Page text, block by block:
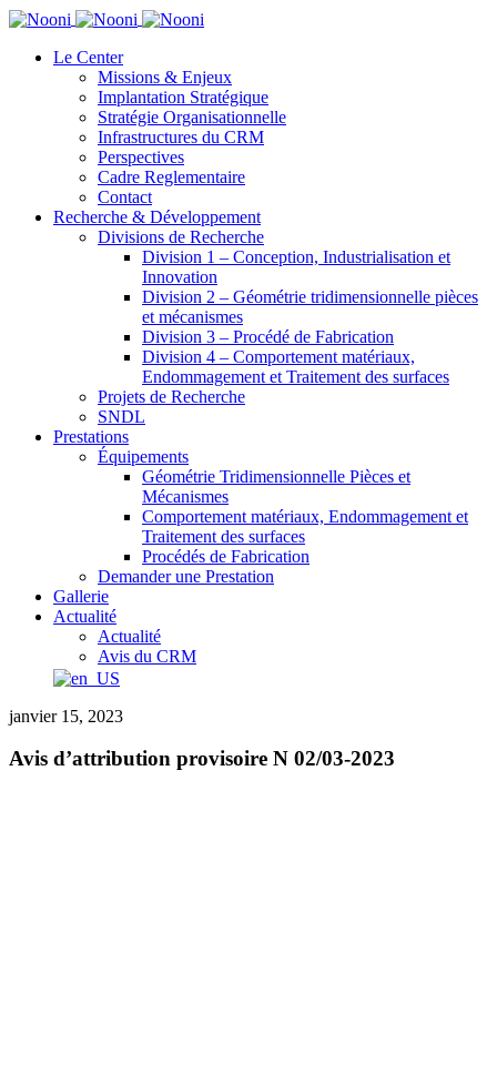
Le Center
Missions & Enjeux
Implantation Stratégique
Stratégie Organisationnelle
Infrastructures du CRM
Perspectives
Cadre Reglementaire
Contact
Recherche & Développement
Divisions de Recherche
Division 1 – Conception, Industrialisation et
Innovation
Division 2 – Géométrie tridimensionnelle pièces
et mécanismes
Division 3 – Procédé de Fabrication
Division 4 – Comportement matériaux,
Endommagement et Traitement des surfaces
Projets de Recherche
SNDL
Prestations
Équipements
Géométrie Tridimensionnelle Pièces et
Mécanismes
Comportement matériaux, Endommagement et
Traitement des surfaces
Procédés de Fabrication
Demander une Prestation
Gallerie
Actualité
Actualité
Avis du CRM
janvier 15, 2023
Avis d’attribution provisoire N 02/03-2023